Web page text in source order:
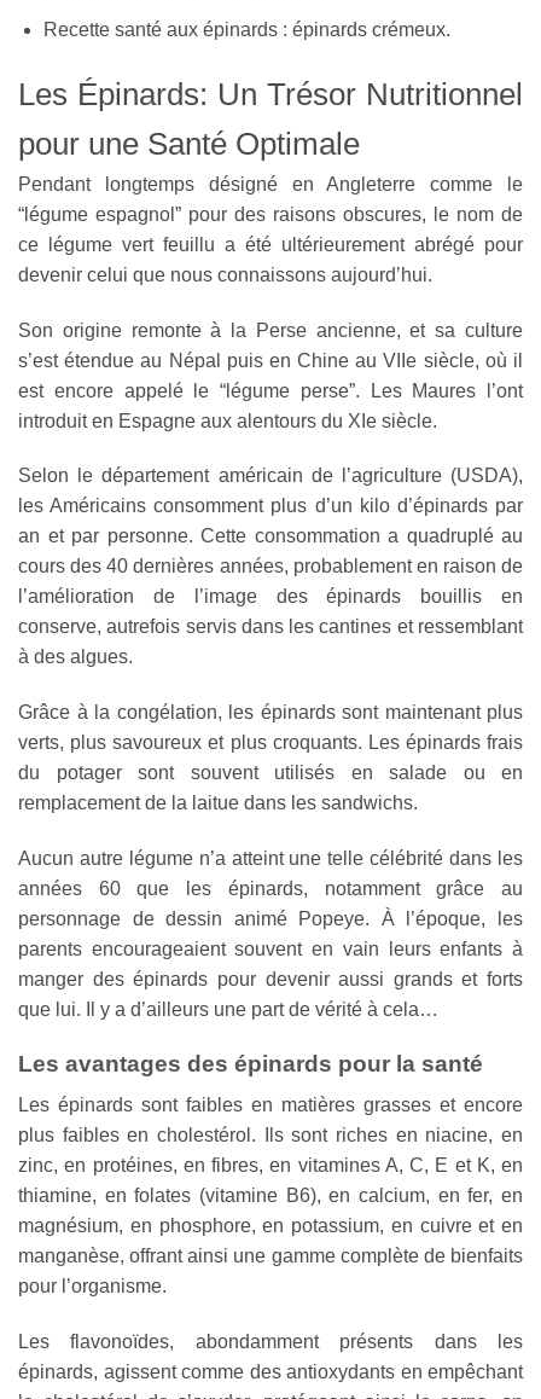
Recette santé aux épinards : épinards crémeux.
Les Épinards: Un Trésor Nutritionnel
pour une Santé Optimale
Pendant longtemps désigné en Angleterre comme le
“légume espagnol” pour des raisons obscures, le nom de
ce légume vert feuillu a été ultérieurement abrégé pour
devenir celui que nous connaissons aujourd’hui.
Son origine remonte à la Perse ancienne, et sa culture
s’est étendue au Népal puis en Chine au VIIe siècle, où il
est encore appelé le “légume perse”. Les Maures l’ont
introduit en Espagne aux alentours du XIe siècle.
Selon le département américain de l’agriculture (USDA),
les Américains consomment plus d’un kilo d’épinards par
an et par personne. Cette consommation a quadruplé au
cours des 40 dernières années, probablement en raison de
l’amélioration de l’image des épinards bouillis en
conserve, autrefois servis dans les cantines et ressemblant
à des algues.
Grâce à la congélation, les épinards sont maintenant plus
verts, plus savoureux et plus croquants. Les épinards frais
du potager sont souvent utilisés en salade ou en
remplacement de la laitue dans les sandwichs.
Aucun autre légume n’a atteint une telle célébrité dans les
années 60 que les épinards, notamment grâce au
personnage de dessin animé Popeye. À l’époque, les
parents encourageaient souvent en vain leurs enfants à
manger des épinards pour devenir aussi grands et forts
que lui. Il y a d’ailleurs une part de vérité à cela…
Les avantages des épinards pour la santé
Les épinards sont faibles en matières grasses et encore
plus faibles en cholestérol. Ils sont riches en niacine, en
zinc, en protéines, en fibres, en vitamines A, C, E et K, en
thiamine, en folates (vitamine B6), en calcium, en fer, en
magnésium, en phosphore, en potassium, en cuivre et en
manganèse, offrant ainsi une gamme complète de bienfaits
pour l’organisme.
Les flavonoïdes, abondamment présents dans les
épinards, agissent comme des antioxydants en empêchant